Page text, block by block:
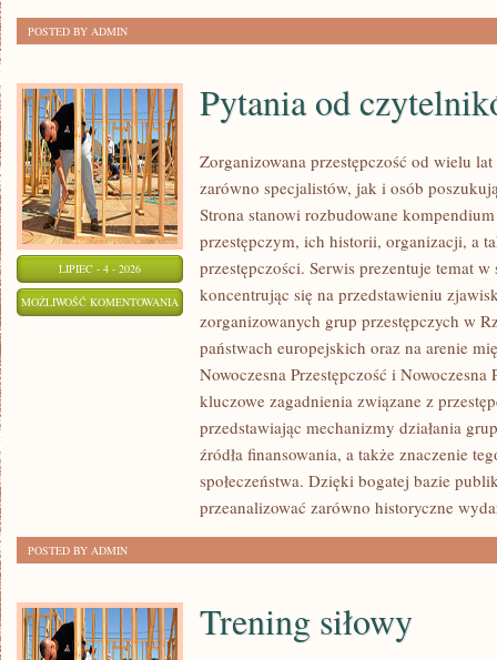
POSTED BY ADMIN
LIPIEC - 4 - 2026
MOŻLIWOŚĆ KOMENTOWANIA PYTANIA
CZYTELNIKÓW
Pytania od
Zorganizowana przestępczość od wielu
zarówno specjalistów, jak i osób
Strona stanowi rozbudowane
przestępczym, ich historii, organizacji, a
przestępczości. Serwis prezentuje temat
koncentrując się na przedstawieniu
zorganizowanych grup przestępczych w
państwach europejskich oraz na arenie
Nowoczesna Przestępczość i Nowoczesna
kluczowe zagadnienia związane z
przedstawiając mechanizmy działania
źródła finansowania, a także znaczenie
społeczeństwa. Dzięki bogatej bazie
przeanalizować zarówno historyczne
POSTED BY ADMIN
Trening siłowy